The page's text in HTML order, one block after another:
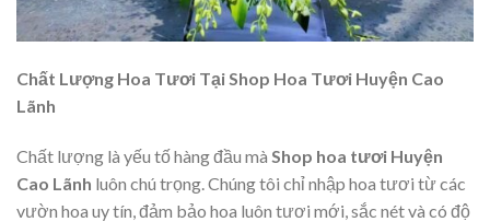
Chất Lượng Hoa Tươi Tại Shop Hoa Tươi Huyện Cao
Lãnh
Chất lượng là yếu tố hàng đầu mà Shop hoa tươi Huyện
Cao Lãnh luôn chú trọng. Chúng tôi chỉ nhập hoa tươi từ các
vườn hoa uy tín, đảm bảo hoa luôn tươi mới, sắc nét và có độ